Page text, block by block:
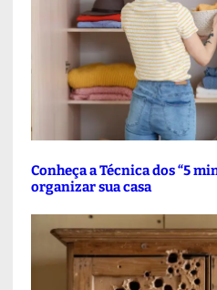
Conheça a Técnica dos “5
organizar sua casa